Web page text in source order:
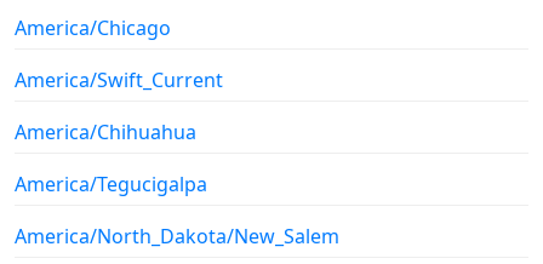
America/Chicago
America/Swift_Current
America/Chihuahua
America/Tegucigalpa
America/North_Dakota/New_Salem